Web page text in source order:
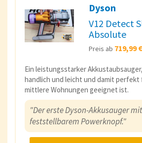
Dyson
V12 Detect
Absolute
Preis ab 719,99 €
Ein leistungsstarker
handlich und leicht und damit perfekt
mittlere Wohnungen geeignet ist.
"Der erste Dyson-Akkusauger mit
feststellbarem Powerknopf."